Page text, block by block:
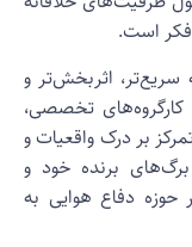
است.
اثربخش‌تر و
تخصصی،
بر درک واقعیات و
برنده خود و
دفاع هوایی به